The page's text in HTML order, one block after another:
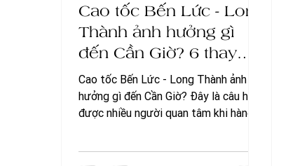
Cao tốc Bến Lức - Long
Thành ảnh hưởng gì
đến Cần Giờ? 6 thay
đổi quan trọng sau khi
kết nối liên vùng
Cao tốc Bến Lức - Long Thành ảnh
hưởng gì đến Cần Giờ? Đây là câu hỏi
được nhiều người quan tâm khi hàng